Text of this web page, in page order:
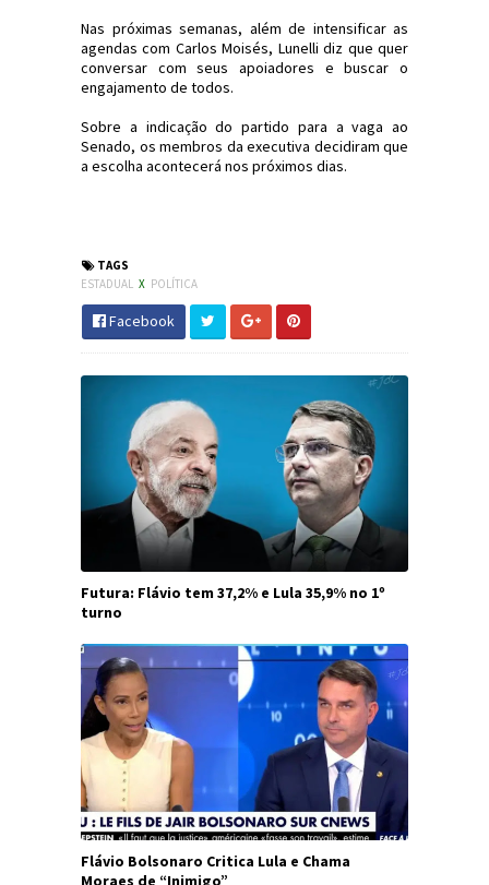
Nas próximas semanas, além de intensificar as
agendas com Carlos Moisés, Lunelli diz que quer
conversar com seus apoiadores e buscar o
engajamento de todos.
Sobre a indicação do partido para a vaga ao
Senado, os membros da executiva decidiram que
a escolha acontecerá nos próximos dias.
TAGS
ESTADUAL X POLÍTICA
Facebook
Futura: Flávio tem 37,2% e Lula 35,9% no 1º
turno
Flávio Bolsonaro Critica Lula e Chama
Moraes de “Inimigo”